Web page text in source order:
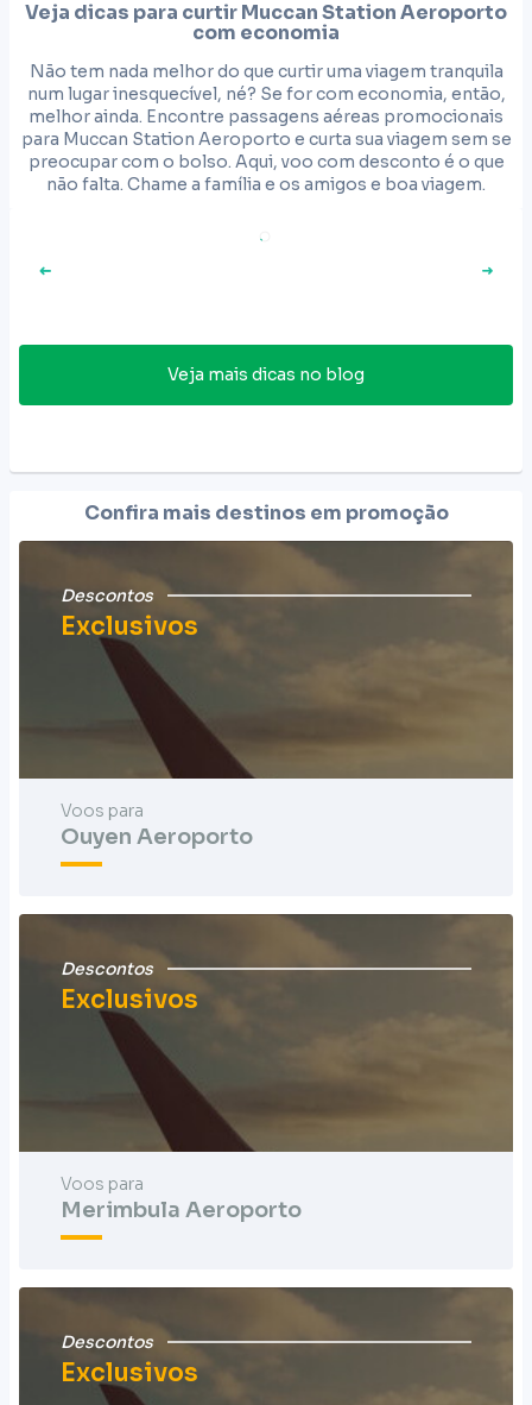
Veja dicas para curtirMuccan Station Aeroporto
com economia
Não tem nada melhor do que curtir uma viagem tranquila
num lugar inesquecível, né? Se for com economia, então,
melhor ainda. Encontre passagens aéreas promocionais
para Muccan Station Aeroporto e curta sua viagem sem se
preocupar com o bolso. Aqui, voo com desconto é o que
não falta. Chame a família e os amigos e boa viagem.
Veja mais dicas no blog
Confira mais destinos em promoção
Descontos
Exclusivos
Voos para
Ouyen Aeroporto
Descontos
Exclusivos
Voos para
Merimbula Aeroporto
Descontos
Exclusivos